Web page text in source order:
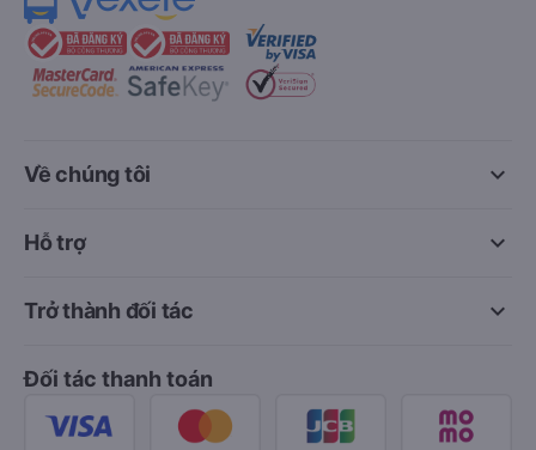
keyboard_arrow_down
Về chúng tôi
keyboard_arrow_down
Hỗ trợ
keyboard_arrow_down
Trở thành đối tác
Đối tác thanh toán